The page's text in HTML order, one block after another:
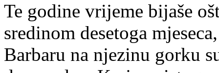
Te godine vrijeme bijaše
sredinom desetoga
Barbaru na njezinu gorku